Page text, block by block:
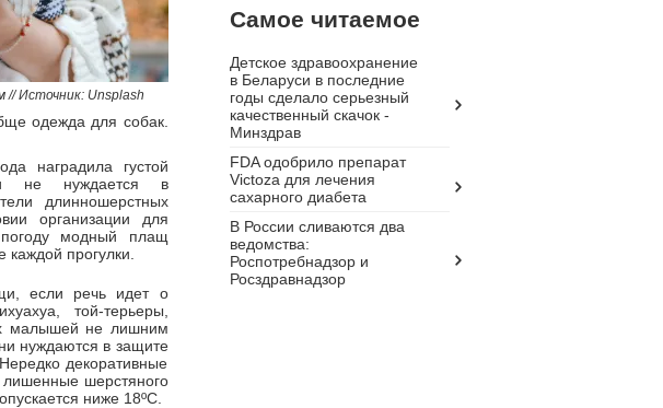
Источник: Unsplash
одежда для собак.
наградила густой
не нуждается в
длинношерстных
организации для
погоду модный плащ
каждой прогулки.
если речь идет о
той-терьеры,
малышей не лишним
нуждаются в защите
декоративные
шерстяного
ниже 18ºС.
Самое читаемое
Детское здравоохранение
в Беларуси в последние
годы сделало серьезный
качественный скачок -
Минздрав
FDA одобрило препарат
Victoza для лечения
сахарного диабета
В России сливаются два
ведомства:
Роспотребнадзор и
Росздравнадзор